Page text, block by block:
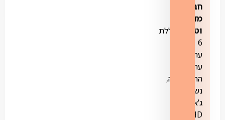
חבילת
מדע
וטבע-
כוללת
6
ערוצים:
ערוץ
ההיסטוריה,
נשיונל
ג'אוגרפיק